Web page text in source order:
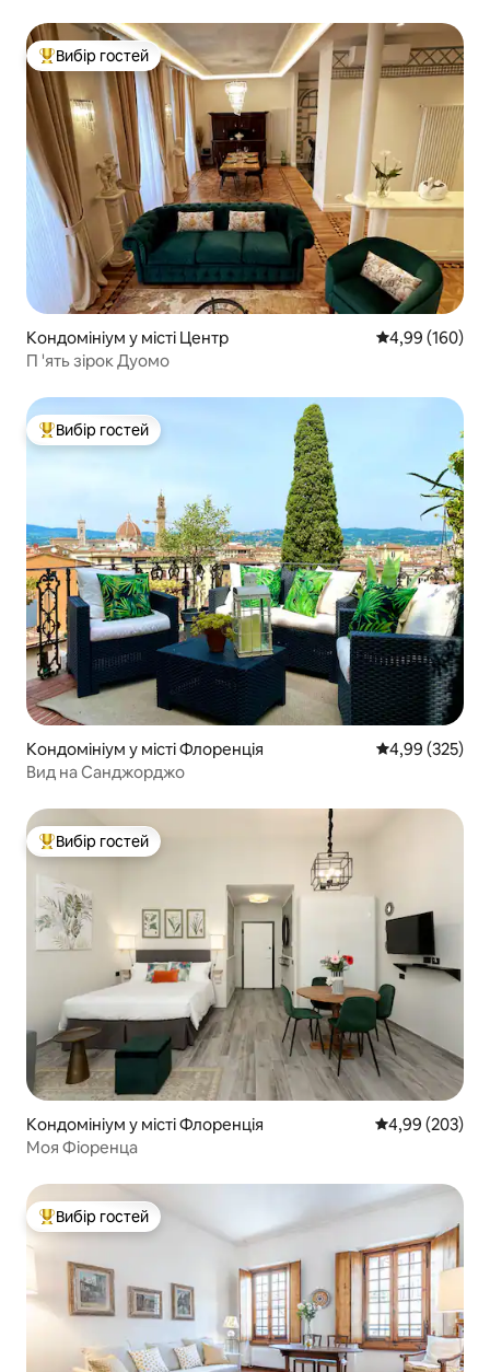
Топ вибір гостей
Вибір гостей
Кондомініум у місті Центр Середня
4,99 (160)
П 'ять зірок Дуомо
Топ вибір гостей
Вибір гостей
Кондомініум у місті Флоренція Середня
4,99 (325)
Вид на Санджорджо
Топ вибір гостей
Вибір гостей
Кондомініум у місті Флоренція Середня
4,99 (203)
Моя Фіоренца
Топ вибір гостей
Вибір гостей